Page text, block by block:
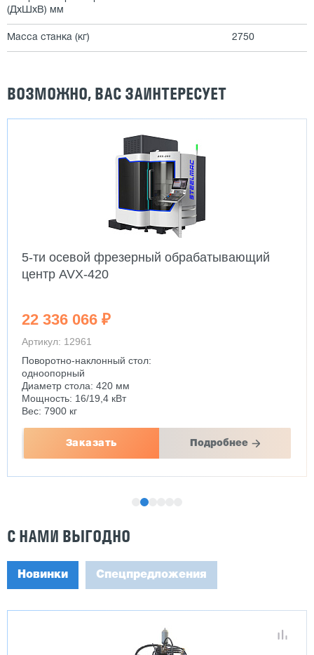
(ДxШxВ) мм
Масса станка (кг) 2750
ВОЗМОЖНО, ВАС ЗАИНТЕРЕСУЕТ
5-ти осевой фрезерный обрабатывающий
центр AVX-420
22 336 066 ₽
Артикул: 12961
Поворотно-наклонный стол:
одноопорный
Диаметр стола: 420 мм
Мощность: 16/19,4 кВт
Вес: 7900 кг
Заказать Подробнее
С НАМИ ВЫГОДНО
Новинки Спецпредложения